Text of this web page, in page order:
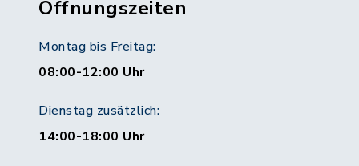
Öffnungszeiten
Montag bis Freitag:
08:00-12:00 Uhr
Dienstag zusätzlich:
14:00-18:00 Uhr